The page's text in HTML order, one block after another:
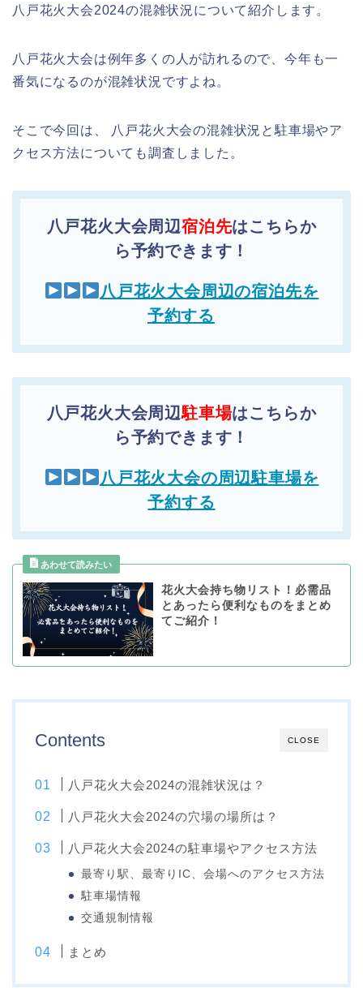
八戸花火大会2024の混雑状況について紹介します。
八戸花火大会は例年多くの人が訪れるので、今年も一
番気になるのが混雑状況ですよね。
そこで今回は、 八戸花火大会の混雑状況と駐車場やア
クセス方法についても調査しました。
八戸花火大会周辺宿泊先はこちらか
ら予約できます！
八戸花火大会周辺の宿泊先を
予約する
八戸花火大会周辺駐車場はこちらか
ら予約できます！
八戸花火大会の周辺駐車場を
予約する
花火大会持ち物リスト！必需品
とあったら便利なものをまとめ
てご紹介！
CLOSE
Contents
八戸花火大会2024の混雑状況は？
八戸花火大会2024の穴場の場所は？
八戸花火大会2024の駐車場やアクセス方法
最寄り駅、最寄りIC、会場へのアクセス方法
駐車場情報
交通規制情報
まとめ